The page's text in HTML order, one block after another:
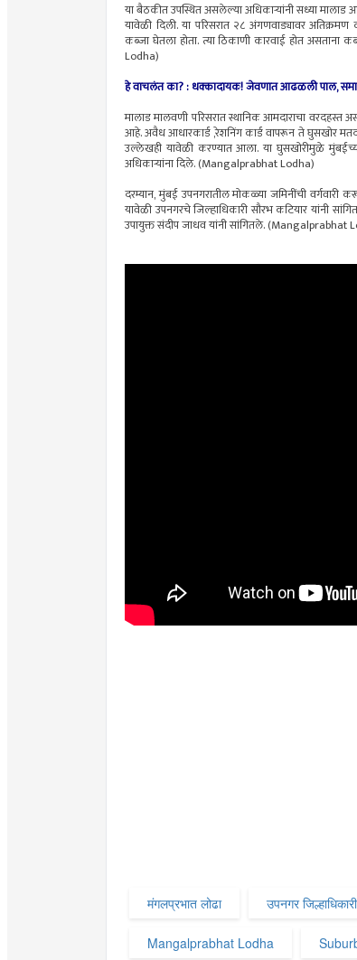
या बैठकीत उपस्थित असलेल्या अधिकाऱ्यांनी सध्या मालाड
यावेळी दिली. या परिसरात २८ अंगणवाड्यावर
कब्जा घेतला होता. त्या ठिकाणी कारवाई होत
Lodha)
हे वाचलंत का? :धक्कादायक! जेवणात आढळली पाल,
मालाड मालवणी परिसरात स्थानिक आमदाराचा वरदहस्त
आहे. अवैध आधारकार्ड ,रेशनिंग कार्ड वापरून ते घुसखोर
उल्लेखही यावेळी करण्यात आला. या घुसखोरीमुळे मुंबईच्या
अधिकाऱ्यांना दिले. (Mangalprabhat Lodha)
दरम्यान, मुंबई उपनगरातील मोकळ्या जमिनींची वर्गवारी
यावेळी उपनगरचे जिल्हाधिकारी सौरभ कटियार यांनी
उपायुक्त संदीप जाधव यांनी सांगितले. (Mangalprabhat
मंगलप्रभात लोढा उपनगर जिल्हाधिकारी
Mangalprabhat Lodha